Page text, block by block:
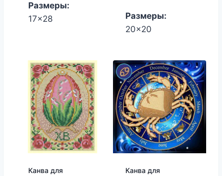
Размеры:
17x28
Размеры:
20x20
Канва для
Канва для